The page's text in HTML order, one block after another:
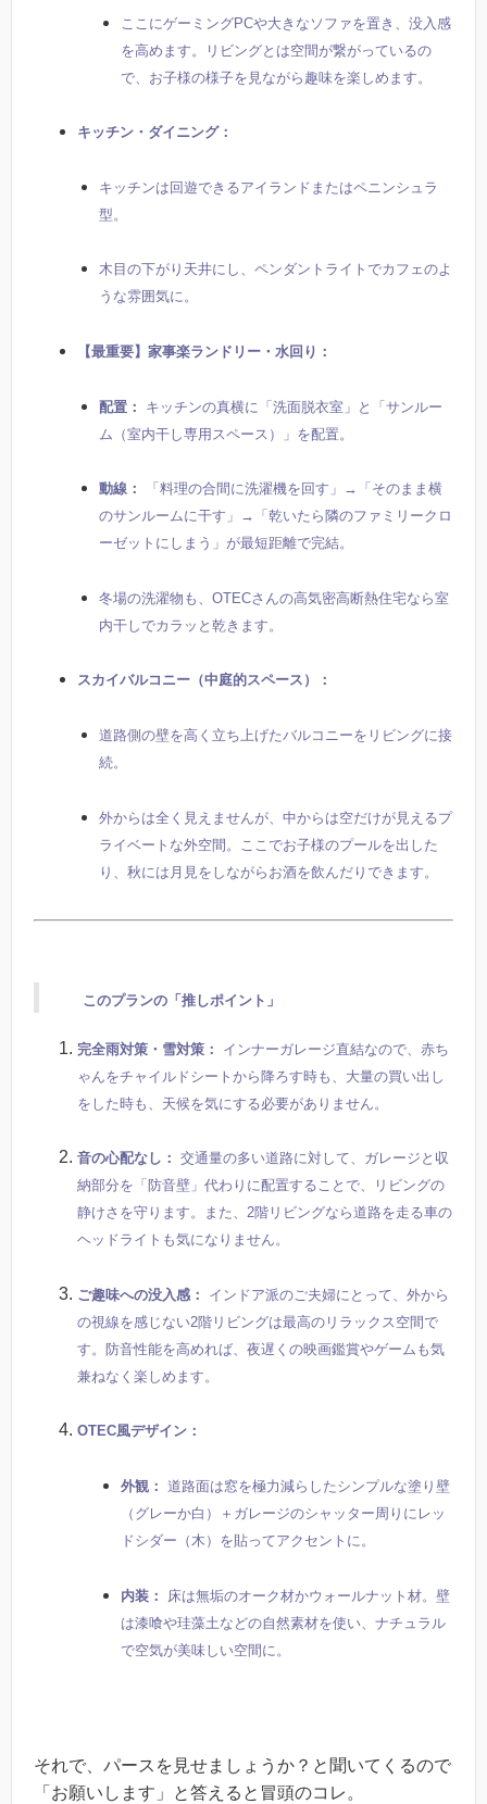
ここにゲーミングPCや大きなソファを置き、没入感
を高めます。リビングとは空間が繋がっているの
で、お子様の様子を見ながら趣味を楽しめます。
キッチン・ダイニング：
キッチンは回遊できるアイランドまたはペニンシュラ
型。
木目の下がり天井にし、ペンダントライトでカフェのよ
うな雰囲気に。
【最重要】家事楽ランドリー・水回り：
配置：
キッチンの真横に「洗面脱衣室」と「サンルー
ム（室内干し専用スペース）」を配置。
動線：
「料理の合間に洗濯機を回す」→「そのまま横
のサンルームに干す」→「乾いたら隣のファミリークロ
ーゼットにしまう」が最短距離で完結。
冬場の洗濯物も、OTECさんの高気密高断熱住宅なら室
内干しでカラッと乾きます。
スカイバルコニー（中庭的スペース）：
道路側の壁を高く立ち上げたバルコニーをリビングに接
続。
外からは全く見えませんが、中からは空だけが見えるプ
ライベートな外空間。ここでお子様のプールを出した
り、秋には月見をしながらお酒を飲んだりできます。
このプランの「推しポイント」
完全雨対策・雪対策：
インナーガレージ直結なので、赤ち
ゃんをチャイルドシートから降ろす時も、大量の買い出し
をした時も、天候を気にする必要がありません。
音の心配なし： 交通量の多い道路に対して、ガレージと収
納部分を「防音壁」代わりに配置することで、リビングの
静けさを守ります。また、2階リビングなら道路を走る車の
ヘッドライトも気になりません。
ご趣味への没入感：
インドア派のご夫婦にとって、外から
の視線を感じない2階リビングは最高のリラックス空間で
す。防音性能を高めれば、夜遅くの映画鑑賞やゲームも気
兼ねなく楽しめます。
OTEC風デザイン：
外観： 道路面は窓を極力減らしたシンプルな塗り壁
（グレーか白）＋ガレージのシャッター周りにレッ
ドシダー（木）を貼ってアクセントに。
内装：
床は無垢のオーク材かウォールナット材。壁
は漆喰や珪藻土などの自然素材を使い、ナチュラル
で空気が美味しい空間に。
それで、パースを見せましょうか？と聞いてくるので
「お願いします」と答えると冒頭のコレ。